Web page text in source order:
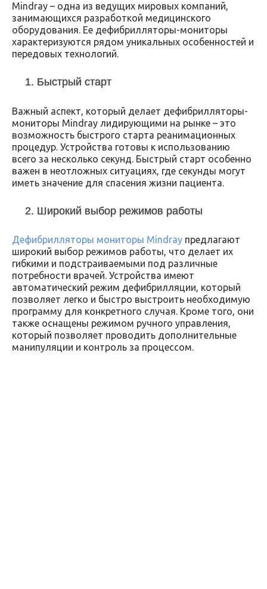
Mindray – одна из ведущих мировых компаний,
занимающихся разработкой медицинского
оборудования. Ее дефибрилляторы-мониторы
характеризуются рядом уникальных особенностей и
передовых технологий.
1. Быстрый старт
Важный аспект, который делает дефибрилляторы-
мониторы Mindray лидирующими на рынке – это
возможность быстрого старта реанимационных
процедур. Устройства готовы к использованию
всего за несколько секунд. Быстрый старт особенно
важен в неотложных ситуациях, где секунды могут
иметь значение для спасения жизни пациента.
2. Широкий выбор режимов работы
Дефибрилляторы мониторы Mindray предлагают
широкий выбор режимов работы, что делает их
гибкими и подстраиваемыми под различные
потребности врачей. Устройства имеют
автоматический режим дефибрилляции, который
позволяет легко и быстро выстроить необходимую
программу для конкретного случая. Кроме того, они
также оснащены режимом ручного управления,
который позволяет проводить дополнительные
манипуляции и контроль за процессом.